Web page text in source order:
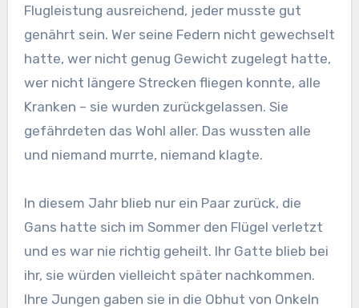
Flugleistung ausreichend, jeder musste gut
genährt sein. Wer seine Federn nicht gewechselt
hatte, wer nicht genug Gewicht zugelegt hatte,
wer nicht längere Strecken fliegen konnte, alle
Kranken – sie wurden zurückgelassen. Sie
gefährdeten das Wohl aller. Das wussten alle
und niemand murrte, niemand klagte.
In diesem Jahr blieb nur ein Paar zurück, die
Gans hatte sich im Sommer den Flügel verletzt
und es war nie richtig geheilt. Ihr Gatte blieb bei
ihr, sie würden vielleicht später nachkommen.
Ihre Jungen gaben sie in die Obhut von Onkeln